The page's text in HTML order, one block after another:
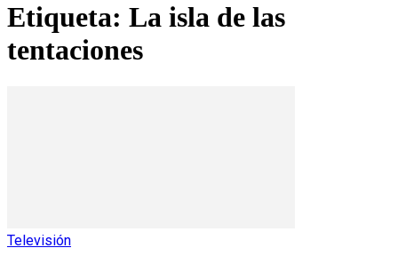
Etiqueta: La isla de las
tentaciones
Televisión